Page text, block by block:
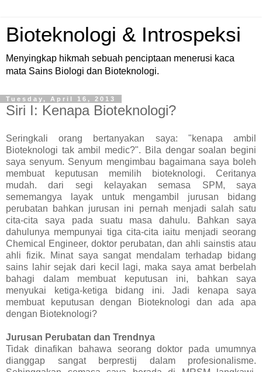
Bioteknologi & Introspeksi
Menyingkap hikmah sebuah penciptaan menerusi kaca
mata Sains Biologi dan Bioteknologi.
Tuesday, April 16, 2013
Siri I: Kenapa Bioteknologi?
Seringkali orang bertanyakan saya: "kenapa ambil
Bioteknologi tak ambil medic?". Bila dengar soalan begini
saya senyum. Senyum mengimbau bagaimana saya boleh
membuat keputusan memilih bioteknologi. Ceritanya
mudah. dari segi kelayakan semasa SPM, saya
sememangya layak untuk mengambil jurusan bidang
perubatan bahkan jurusan ini pernah menjadi salah satu
cita-cita saya pada suatu masa dahulu. Bahkan saya
dahulunya mempunyai tiga cita-cita iaitu menjadi seorang
Chemical Engineer, doktor perubatan, dan ahli sainstis atau
ahli fizik. Minat saya sangat mendalam terhadap bidang
sains lahir sejak dari kecil lagi, maka saya amat berbelah
bahagi dalam membuat keputusan ini, bahkan saya
menyukai ketiga-ketiga bidang ini. Jadi kenapa saya
membuat keputusan dengan Bioteknologi dan ada apa
dengan Bioteknologi?
Jurusan Perubatan dan Trendnya
Tidak dinafikan bahawa seorang doktor pada umumnya
dianggap sangat berprestij dalam profesionalisme.